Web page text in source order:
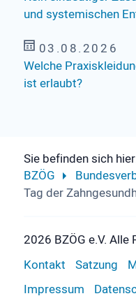
und systemischen
03.08.2026
Welche
ist erlaubt?
Sie befinden sich
BZÖG
Tag der
2026 BZÖG e.V. Alle
Kontakt Satzung
Impressum